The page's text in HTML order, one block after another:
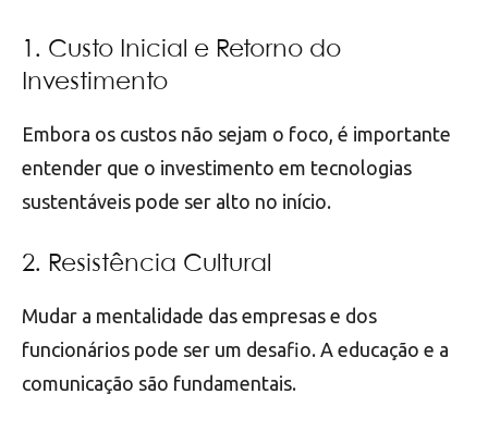
1. Custo Inicial e Retorno do
Investimento
Embora os custos não sejam o foco, é importante
entender que o investimento em tecnologias
sustentáveis pode ser alto no início.
2. Resistência Cultural
Mudar a mentalidade das empresas e dos
funcionários pode ser um desafio. A educação e a
comunicação são fundamentais.